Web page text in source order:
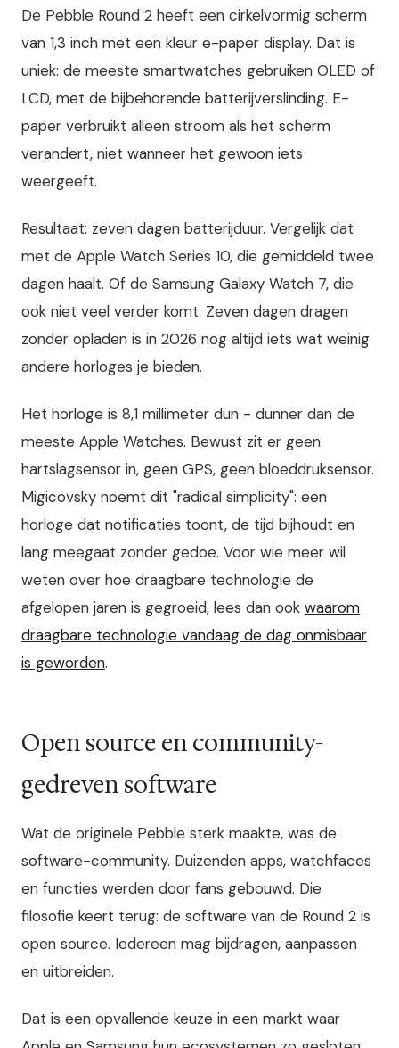
De Pebble Round 2 heeft een cirkelvormig scherm
van 1,3 inch met een kleur e-paper display. Dat is
uniek: de meeste smartwatches gebruiken OLED of
LCD, met de bijbehorende batterijverslinding. E-
paper verbruikt alleen stroom als het scherm
verandert, niet wanneer het gewoon iets
weergeeft.
Resultaat: zeven dagen batterijduur. Vergelijk dat
met de Apple Watch Series 10, die gemiddeld twee
dagen haalt. Of de Samsung Galaxy Watch 7, die
ook niet veel verder komt. Zeven dagen dragen
zonder opladen is in 2026 nog altijd iets wat weinig
andere horloges je bieden.
Het horloge is 8,1 millimeter dun - dunner dan de
meeste Apple Watches. Bewust zit er geen
hartslagsensor in, geen GPS, geen bloeddruksensor.
Migicovsky noemt dit "radical simplicity": een
horloge dat notificaties toont, de tijd bijhoudt en
lang meegaat zonder gedoe. Voor wie meer wil
weten over hoe draagbare technologie de
afgelopen jaren is gegroeid, lees dan ook waarom
draagbare technologie vandaag de dag onmisbaar
is geworden.
Open source en community-
gedreven software
Wat de originele Pebble sterk maakte, was de
software-community. Duizenden apps, watchfaces
en functies werden door fans gebouwd. Die
filosofie keert terug: de software van de Round 2 is
open source. Iedereen mag bijdragen, aanpassen
en uitbreiden.
Dat is een opvallende keuze in een markt waar